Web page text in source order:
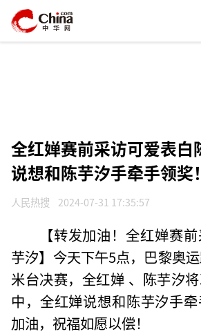
全红婵赛前采访可爱表白
说想和陈芋汐手牵手领奖！
人民热搜 2024-07-31 17:35:57
【转发加油！全红婵赛
芋汐】今天下午5点，巴黎奥
米台决赛，全红婵 、陈芋汐
中，全红婵说想和陈芋汐手
加油，祝福如愿以偿！